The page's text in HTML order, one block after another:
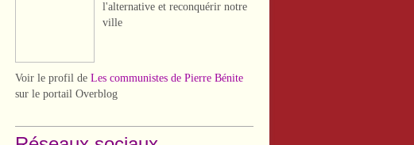
l'alternative et reconquérir notre
ville
Voir le profil de Les communistes de Pierre Bénite
sur le portail Overblog